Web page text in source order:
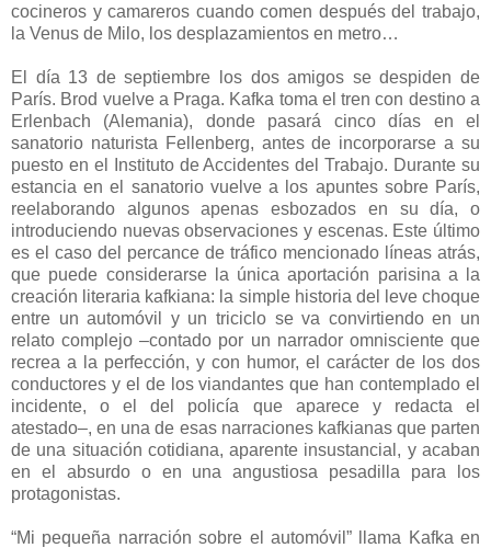
cocineros y camareros cuando comen después del trabajo,
la Venus de Milo, los desplazamientos en metro…
El día 13 de septiembre los dos amigos se despiden de
París. Brod vuelve a Praga. Kafka toma el tren con destino a
Erlenbach (Alemania), donde pasará cinco días en el
sanatorio naturista Fellenberg, antes de incorporarse a su
puesto en el Instituto de Accidentes del Trabajo. Durante su
estancia en el sanatorio vuelve a los apuntes sobre París,
reelaborando algunos apenas esbozados en su día, o
introduciendo nuevas observaciones y escenas. Este último
es el caso del percance de tráfico mencionado líneas atrás,
que puede considerarse la única aportación parisina a la
creación literaria kafkiana: la simple historia del leve choque
entre un automóvil y un triciclo se va convirtiendo en un
relato complejo ‒contado por un narrador omnisciente que
recrea a la perfección, y con humor, el carácter de los dos
conductores y el de los viandantes que han contemplado el
incidente, o el del policía que aparece y redacta el
atestado‒, en una de esas narraciones kafkianas que parten
de una situación cotidiana, aparente insustancial, y acaban
en el absurdo o en una angustiosa pesadilla para los
protagonistas.
“Mi pequeña narración sobre el automóvil” llama Kafka en